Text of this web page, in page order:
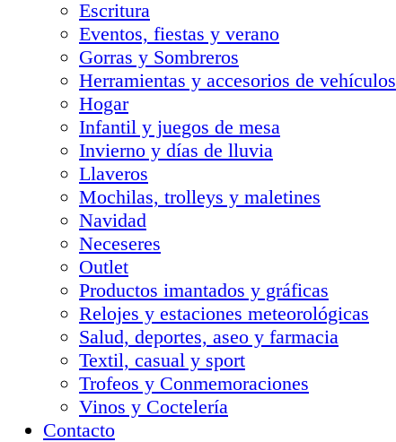
Escritura
Eventos, fiestas y verano
Gorras y Sombreros
Herramientas y accesorios de vehículos
Hogar
Infantil y juegos de mesa
Invierno y días de lluvia
Llaveros
Mochilas, trolleys y maletines
Navidad
Neceseres
Outlet
Productos imantados y gráficas
Relojes y estaciones meteorológicas
Salud, deportes, aseo y farmacia
Textil, casual y sport
Trofeos y Conmemoraciones
Vinos y Coctelería
Contacto